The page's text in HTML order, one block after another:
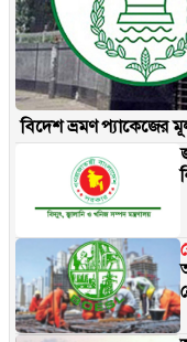
বিদেশ ভ্রমণ প্যাকেজের